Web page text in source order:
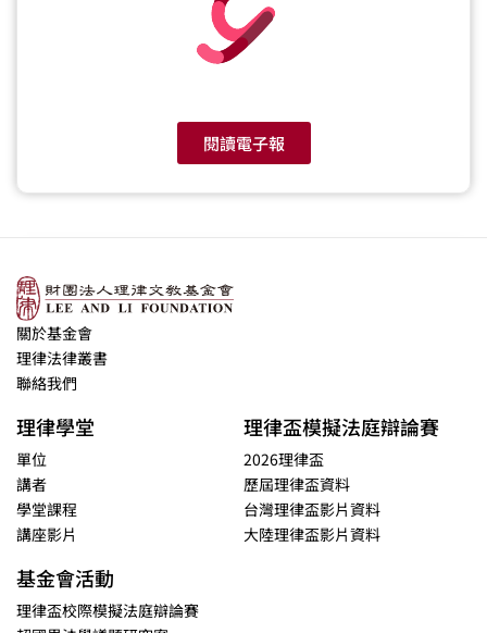
閱讀電子報
關於基金會
理律法律叢書
聯絡我們
理律學堂
單位
講者
學堂課程
講座影片
理律盃模擬法庭辯論賽
2026理律盃
歷屆理律盃資料
台灣理律盃影片資料
大陸理律盃影片資料
基金會活動
理律盃校際模擬法庭辯論賽